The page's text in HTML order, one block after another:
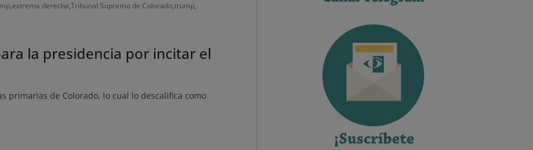
,extrema derecha,Tribunal Supremo de Colorado,trump,
la presidencia por incitar el
primarias de Colorado, lo cual lo descalifica como